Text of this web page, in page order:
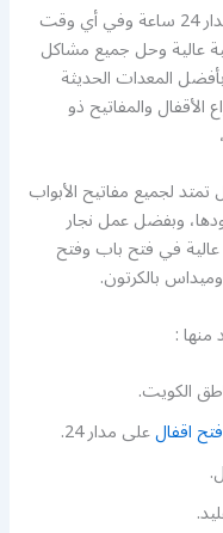
حيث أننا نغطي كافة أرجاء الكويت وعلى مدار 24 ساعة وفي أي وقت
عالية وحل جميع مشاكل
المعدات الحديثة
الأقفال والمفاتيح ذو
لجميع مفاتيح الأبواب
وبفضل عمل نجار
في فتح باب وفتح
بالكرتون.
:
الكويت.
فتح اقفالعلى مدار 24.